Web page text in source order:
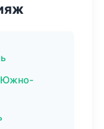
Южно-